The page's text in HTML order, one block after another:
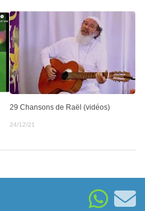
29 Chansons de Raël (vidéos)
24/12/21